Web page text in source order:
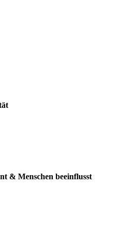
& Menschen beeinflusst